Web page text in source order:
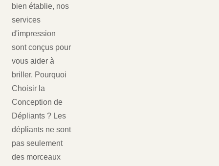
bien établie, nos
services
d'impression
sont conçus pour
vous aider à
briller. Pourquoi
Choisir la
Conception de
Dépliants ? Les
dépliants ne sont
pas seulement
des morceaux